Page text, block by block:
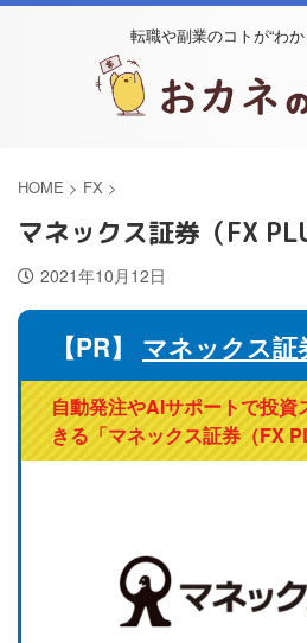
転職や副業のコトが“わ
HOME > FX >
マネックス証券（FX
2021年10月12日
【PR】 マネックス証
自動発注やAIサポートで投資
きる「マネックス証券（FX